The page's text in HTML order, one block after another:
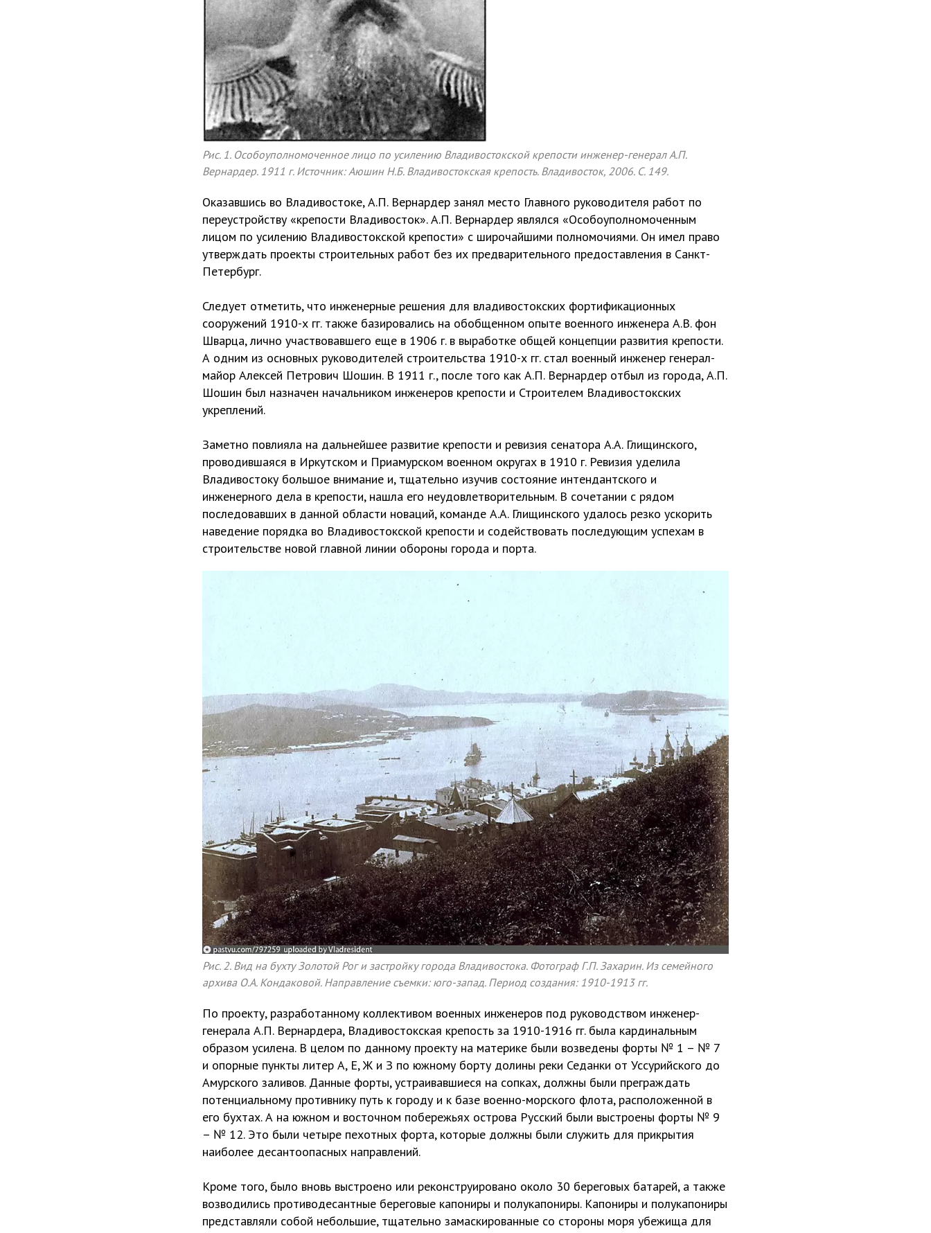
Рис. 1. Особоуполномоченное лицо по усилению Владивостокской крепости инженер-генерал А.П.
Вернардер. 1911 г. Источник: Аюшин Н.Б. Владивостокская крепость. Владивосток, 2006. С. 149.
Оказавшись во Владивостоке, А.П. Вернардер занял место Главного руководителя работ по
переустройству «крепости Владивосток». А.П. Вернардер являлся «Особоуполномоченным
лицом по усилению Владивостокской крепости» с широчайшими полномочиями. Он имел право
утверждать проекты строительных работ без их предварительного предоставления в Санкт-
Петербург.
Следует отметить, что инженерные решения для владивостокских фортификационных
сооружений 1910-х гг. также базировались на обобщенном опыте военного инженера А.В. фон
Шварца, лично участвовавшего еще в 1906 г. в выработке общей концепции развития крепости.
А одним из основных руководителей строительства 1910-х гг. стал военный инженер генерал-
майор Алексей Петрович Шошин. В 1911 г., после того как А.П. Вернардер отбыл из города, А.П.
Шошин был назначен начальником инженеров крепости и Строителем Владивостокских
укреплений.
Заметно повлияла на дальнейшее развитие крепости и ревизия сенатора А.А. Глищинского,
проводившаяся в Иркутском и Приамурском военном округах в 1910 г. Ревизия уделила
Владивостоку большое внимание и, тщательно изучив состояние интендантского и
инженерного дела в крепости, нашла его неудовлетворительным. В сочетании с рядом
последовавших в данной области новаций, команде А.А. Глищинского удалось резко ускорить
наведение порядка во Владивостокской крепости и содействовать последующим успехам в
строительстве новой главной линии обороны города и порта.
Рис. 2. Вид на бухту Золотой Рог и застройку города Владивостока. Фотограф Г.П. Захарин. Из семейного
архива О.А. Кондаковой. Направление съемки: юго-запад. Период создания: 1910-1913 гг.
По проекту, разработанному коллективом военных инженеров под руководством инженер-
генерала А.П. Вернардера, Владивостокская крепость за 1910-1916 гг. была кардинальным
образом усилена. В целом по данному проекту на материке были возведены форты № 1 – № 7
и опорные пункты литер А, Е, Ж и З по южному борту долины реки Седанки от Уссурийского до
Амурского заливов. Данные форты, устраивавшиеся на сопках, должны были преграждать
потенциальному противнику путь к городу и к базе военно-морского флота, расположенной в
его бухтах. А на южном и восточном побережьях острова Русский были выстроены форты № 9
– № 12. Это были четыре пехотных форта, которые должны были служить для прикрытия
наиболее десантоопасных направлений.
Кроме того, было вновь выстроено или реконструировано около 30 береговых батарей, а также
возводились противодесантные береговые капониры и полукапониры. Капониры и полукапониры
представляли собой небольшие, тщательно замаскированные со стороны моря убежища для